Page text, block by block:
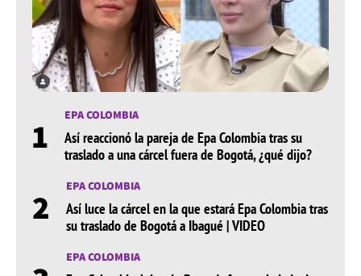
1 EPA COLOMBIA
Así reaccionó la pareja de Epa Colombia tras su
traslado a una cárcel fuera de Bogotá, ¿qué dijo?
2 EPA COLOMBIA
Así luce la cárcel en la que estará Epa Colombia tras
su traslado de Bogotá a Ibagué | VIDEO
EPA COLOMBIA